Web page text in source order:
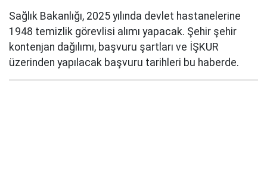
Sağlık Bakanlığı, 2025 yılında devlet hastanelerine
1948 temizlik görevlisi alımı yapacak. Şehir şehir
kontenjan dağılımı, başvuru şartları ve İŞKUR
üzerinden yapılacak başvuru tarihleri bu haberde.